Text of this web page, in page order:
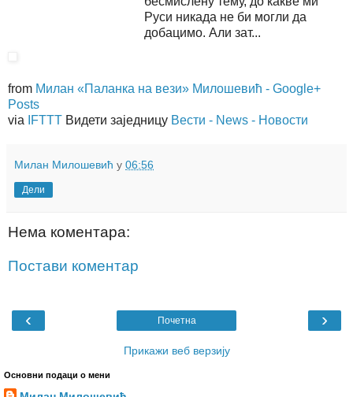
Руси никада не би могли да
добацимо. Али зат...
from Милан «Паланка на вези» Милошевић - Google+
Posts
via
IFTTT Видети заједницу Вести - News - Новости
Милан Милошевић у 06:56
Дели
Нема коментара:
Постави коментар
‹ ›
Почетна
Прикажи веб верзију
Основни подаци о мени